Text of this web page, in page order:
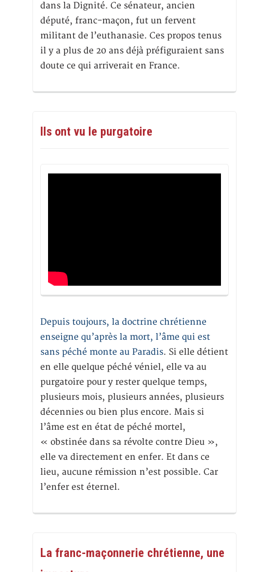
dans la Dignité. Ce sénateur, ancien
député, franc-maçon, fut un fervent
militant de l’euthanasie. Ces propos tenus
il y a plus de 20 ans déjà préfiguraient sans
doute ce qui arriverait en France.
Ils ont vu le purgatoire
Depuis toujours, la doctrine chrétienne
enseigne qu’après la mort, l’âme qui est
sans péché monte au Paradis. Si elle détient
en elle quelque péché véniel, elle va au
purgatoire pour y rester quelque temps,
plusieurs mois, plusieurs années, plusieurs
décennies ou bien plus encore. Mais si
l’âme est en état de péché mortel,
« obstinée dans sa révolte contre Dieu »,
elle va directement en enfer. Et dans ce
lieu, aucune rémission n’est possible. Car
l’enfer est éternel.
La franc-maçonnerie chrétienne, une